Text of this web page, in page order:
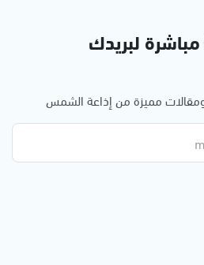
لبريدك
مميزة من إذاعة الشمس